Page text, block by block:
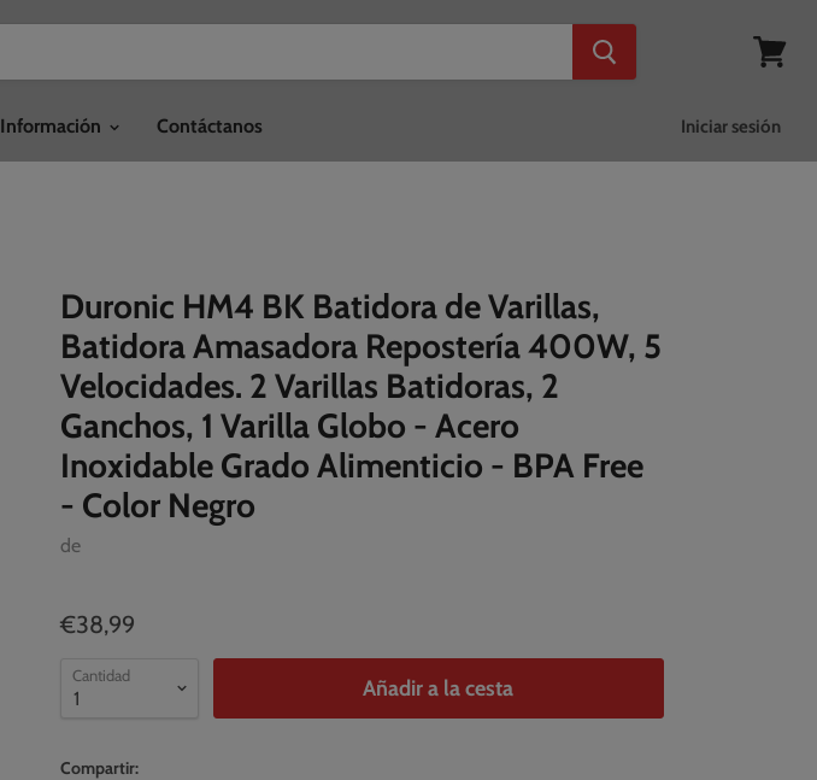
cesta
Información Contáctanos Iniciar sesión
Duronic HM4 BK Batidora de Varillas,
Batidora Amasadora Repostería 400W, 5
Velocidades. 2 Varillas Batidoras, 2
Ganchos, 1 Varilla Globo - Acero
Inoxidable Grado Alimenticio - BPA Free
- Color Negro
de
€38,99
Cantidad Añadir a la cesta
Compartir: